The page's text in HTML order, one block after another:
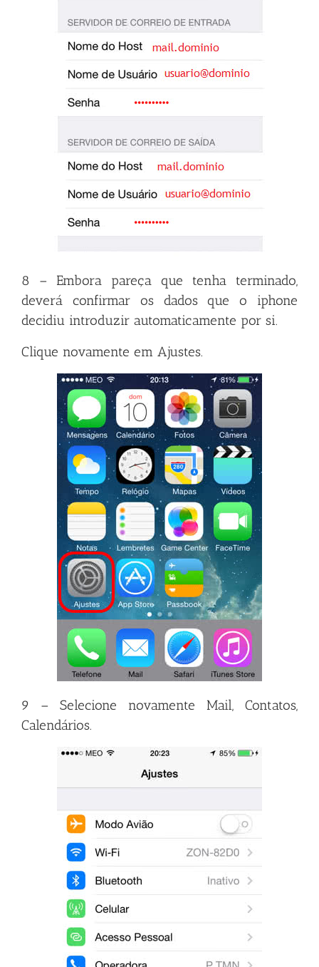
8 – Embora pareça que tenha terminado,
deverá confirmar os dados que o iphone
decidiu introduzir automaticamente por si.
Clique novamente em Ajustes.
9 – Selecione novamente Mail, Contatos,
Calendários.